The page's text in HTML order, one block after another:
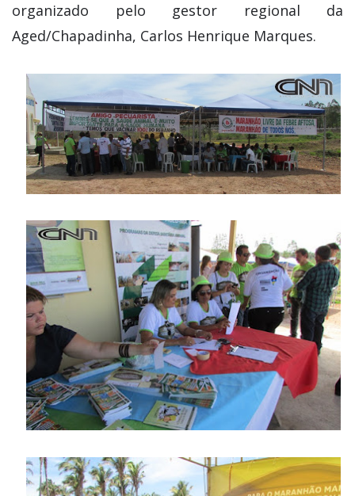
organizado pelo gestor regional da
Aged/Chapadinha, Carlos Henrique Marques.